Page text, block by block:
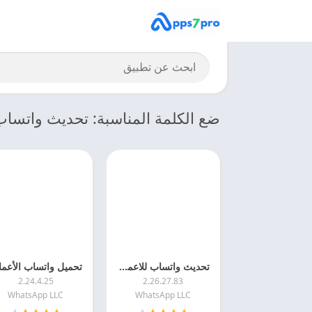
ضع الكلمة المناسبة: تحديث
تحديث واتساب للاعمال 2026 WhatsApp Business اخر اصدار مجانا
2.26.27.83
WhatsApp LLC
2.24.4.25
WhatsApp LLC